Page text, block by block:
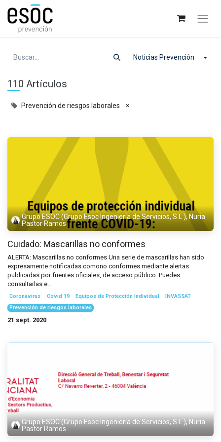
Noticias Prevención
110 Artículos
Prevención de riesgos laborales ×
Grupo ESOC (Grupo Esoc Ingeniería de Servicios, S.L.), Nuria
Pastor Ramos
Cuidado: Mascarillas no conformes
ALERTA: Mascarillas no conformes Una serie de mascarillas han sido
expresamente notificadas comono conformes mediante alertas
publicadas por fuentes oficiales, de acceso público. Puedes
consultarlas e...
Coronavirus Covid 19 Equipos de Protección Individual
INVASSAT
Prevención de riesgos laborales
21 sept. 2020
Grupo ESOC (Grupo Esoc Ingeniería de Servicios, S.L.), Nuria
Pastor Ramos